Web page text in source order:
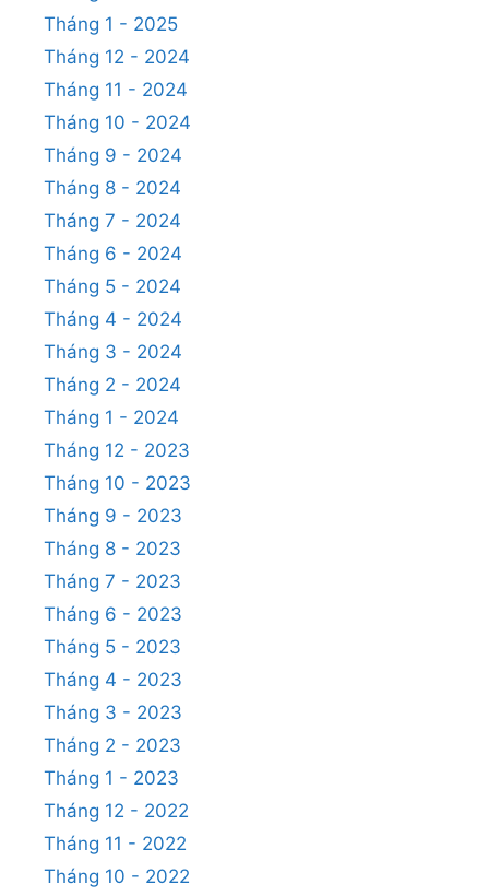
Tháng 1 - 2025
Tháng 12 - 2024
Tháng 11 - 2024
Tháng 10 - 2024
Tháng 9 - 2024
Tháng 8 - 2024
Tháng 7 - 2024
Tháng 6 - 2024
Tháng 5 - 2024
Tháng 4 - 2024
Tháng 3 - 2024
Tháng 2 - 2024
Tháng 1 - 2024
Tháng 12 - 2023
Tháng 10 - 2023
Tháng 9 - 2023
Tháng 8 - 2023
Tháng 7 - 2023
Tháng 6 - 2023
Tháng 5 - 2023
Tháng 4 - 2023
Tháng 3 - 2023
Tháng 2 - 2023
Tháng 1 - 2023
Tháng 12 - 2022
Tháng 11 - 2022
Tháng 10 - 2022